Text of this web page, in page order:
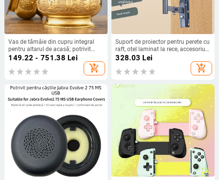
Vas de tămâie din cupru integral
pentru altarul de acasă; potrivit
pentru Buddha, Guanyin și zeitățile
149.22 - 751.38 Lei
add_shopping_cart
Suport de proiector pentru perete cu
raft, oțel laminat la rece, accesoriu
pentru polița TV
328.03 Lei
add_shopping_cart